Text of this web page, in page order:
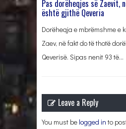
Pas dorëheqjes së Zaevit,
është gjithë Qeveria
Dorëheqja e mbrëmshme e
Zaev, në fakt do të thotë
Qeverisë. Sipas nenit 93 të…
Leave a Reply
You must be logged in to